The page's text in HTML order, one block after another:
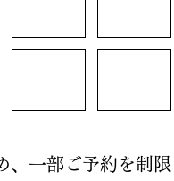
一部ご予約を制限